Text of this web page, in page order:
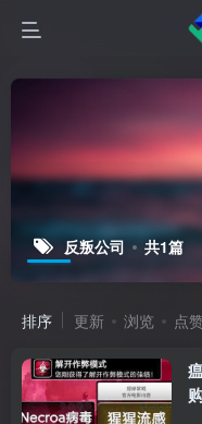
反叛公司 共1篇
排序 更新 浏览 点